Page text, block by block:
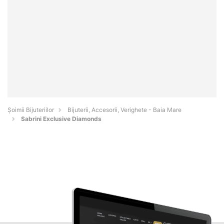
Şoimii Bijuteriilor
Bijuterii, Accesorii, Verighete - Baia Mare
Sabrini Exclusive Diamonds